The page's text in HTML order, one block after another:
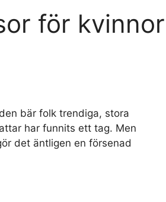
för kvinnor
bär folk trendiga, stora
har funnits ett tag. Men
det äntligen en försenad